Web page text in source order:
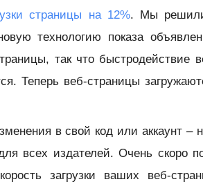
страницы на 12%. Мы
технологию показа
так что быстродействие
Теперь веб-страницы
в свой код или аккаунт –
всех издателей. Очень скоро
загрузки ваших веб-